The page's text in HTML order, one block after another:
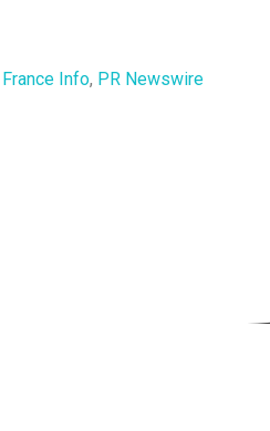
France Info, PR Newswire